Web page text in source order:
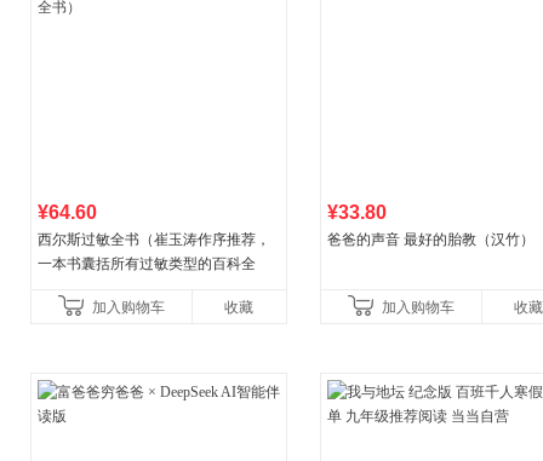
¥64.60
西尔斯过敏全书（崔玉涛作序推荐，
一本书囊括所有过敏类型的百科全
加入购物车
收藏
¥33.80
爸爸的声音 最好的胎教（汉竹）
加入购物车 收藏